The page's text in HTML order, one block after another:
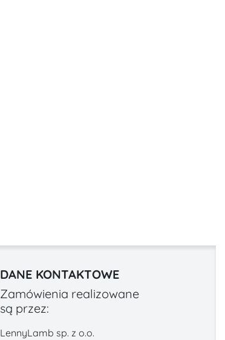
DANE KONTAKTOWE
Zamówienia realizowane
są przez:
LennyLamb sp. z o.o.